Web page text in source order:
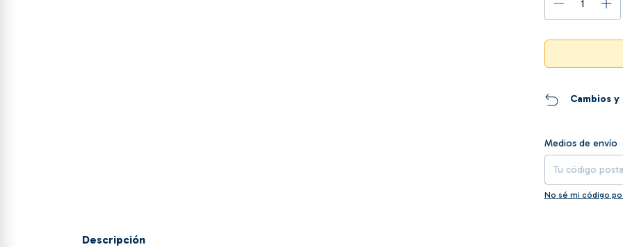
Cambios
Entregas para el CP:
Medios de envío
No sé mi código
Descripción